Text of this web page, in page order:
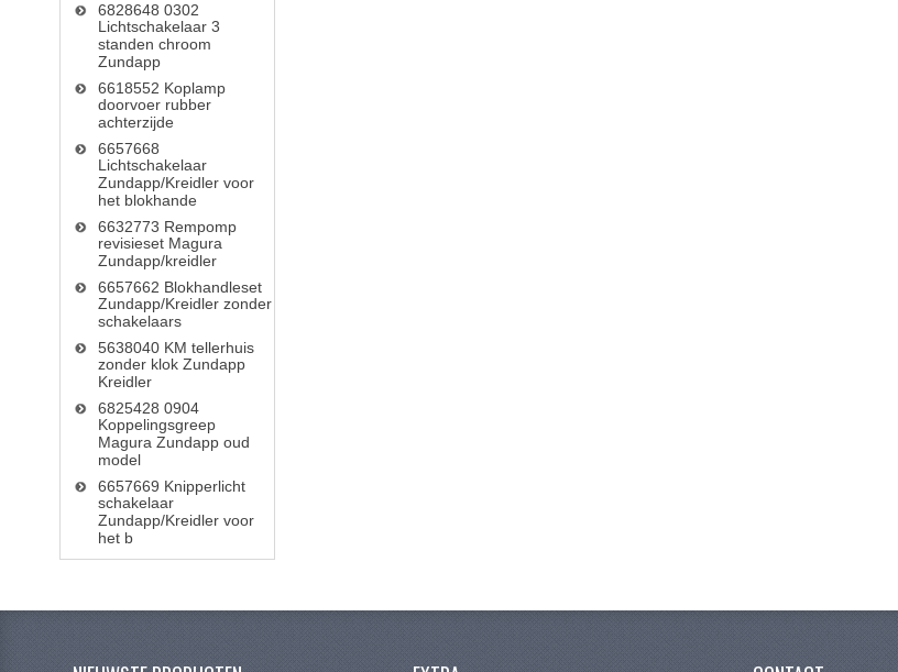
6828648 0302
Lichtschakelaar 3
standen chroom
Zundapp
6618552 Koplamp
doorvoer rubber
achterzijde
6657668
Lichtschakelaar
Zundapp/Kreidler voor
het blokhande
6632773 Rempomp
revisieset Magura
Zundapp/kreidler
6657662 Blokhandleset
Zundapp/Kreidler zonder
schakelaars
5638040 KM tellerhuis
zonder klok Zundapp
Kreidler
6825428 0904
Koppelingsgreep
Magura Zundapp oud
model
6657669 Knipperlicht
schakelaar
Zundapp/Kreidler voor
het b